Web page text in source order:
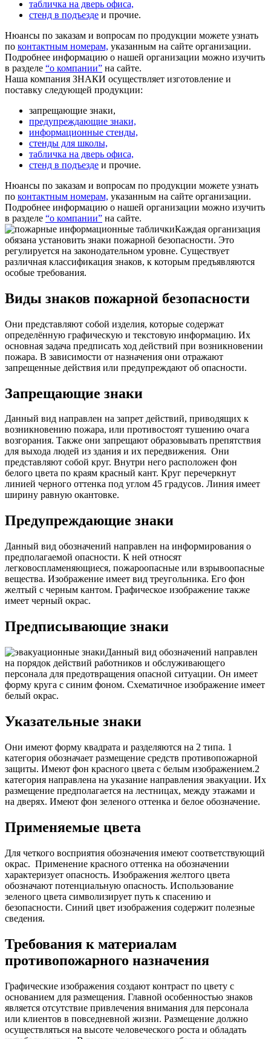
табличка на дверь офиса,
стенд в подъезде и прочие.
Нюансы по заказам и вопросам по продукции можете узнать
по контактным номерам, указанным на сайте организации.
Подробнее информацию о нашей организации можно изучить
в разделе “о компании” на сайте.
Наша компания ЗНАКИ осуществляет изготовление и
поставку следующей продукции:
запрещающие знаки,
предупреждающие знаки,
информационные стенды,
стенды для школы,
табличка на дверь офиса,
стенд в подъезде и прочие.
Нюансы по заказам и вопросам по продукции можете узнать
по контактным номерам, указанным на сайте организации.
Подробнее информацию о нашей организации можно изучить
в разделе “о компании” на сайте.
Каждая организация
обязана установить знаки пожарной безопасности. Это
регулируется на законодательном уровне. Существует
различная классификация знаков, к которым предъявляются
особые требования.
Виды знаков пожарной безопасности
Они представляют собой изделия, которые содержат
определённую графическую и текстовую информацию. Их
основная задача предписать ход действий при возникновении
пожара. В зависимости от назначения они отражают
запрещенные действия или предупреждают об опасности.
Запрещающие знаки
Данный вид направлен на запрет действий, приводящих к
возникновению пожара, или противостоят тушению очага
возгорания. Также они запрещают образовывать препятствия
для выхода людей из здания и их передвижения. Они
представляют собой круг. Внутри него расположен фон
белого цвета по краям красный кант. Круг перечеркнут
линией черного оттенка под углом 45 градусов. Линия имеет
ширину равную окантовке.
Предупреждающие знаки
Данный вид обозначений направлен на информирования о
предполагаемой опасности. К ней относят
легковоспламеняющиеся, пожароопасные или взрывоопасные
вещества. Изображение имеет вид треугольника. Его фон
желтый с черным кантом. Графическое изображение также
имеет черный окрас.
Предписывающие знаки
Данный вид обозначений направлен
на порядок действий работников и обслуживающего
персонала для предотвращения опасной ситуации. Он имеет
форму круга с синим фоном. Схематичное изображение имеет
белый окрас.
Указательные знаки
Они имеют форму квадрата и разделяются на 2 типа. 1
категория обозначает размещение средств противопожарной
защиты. Имеют фон красного цвета с белым изображением.2
категория направлена на указание направления эвакуации. Их
размещение предполагается на лестницах, между этажами и
на дверях. Имеют фон зеленого оттенка и белое обозначение.
Применяемые цвета
Для четкого восприятия обозначения имеют соответствующий
окрас. Применение красного оттенка на обозначении
характеризует опасность. Изображения желтого цвета
обозначают потенциальную опасность. Использование
зеленого цвета символизирует путь к спасению и
безопасности. Синий цвет изображения содержит полезные
сведения.
Требования к материалам
противопожарного назначения
Графические изображения создают контраст по цвету с
основанием для размещения. Главной особенностью знаков
является отсутствие привлечения внимания для персонала
или клиентов в повседневной жизни. Размещение должно
осуществляться на высоте человеческого роста и обладать